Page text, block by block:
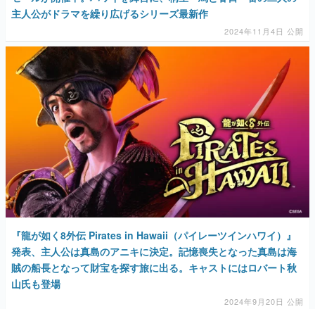
主人公がドラマを繰り広げるシリーズ最新作
2024年11月4日 公開
『龍が如く8外伝 Pirates in Hawaii（パイレーツインハワイ）』
発表、主人公は真島のアニキに決定。記憶喪失となった真島は海
賊の船長となって財宝を探す旅に出る。キャストにはロバート秋
山氏も登場
2024年9月20日 公開